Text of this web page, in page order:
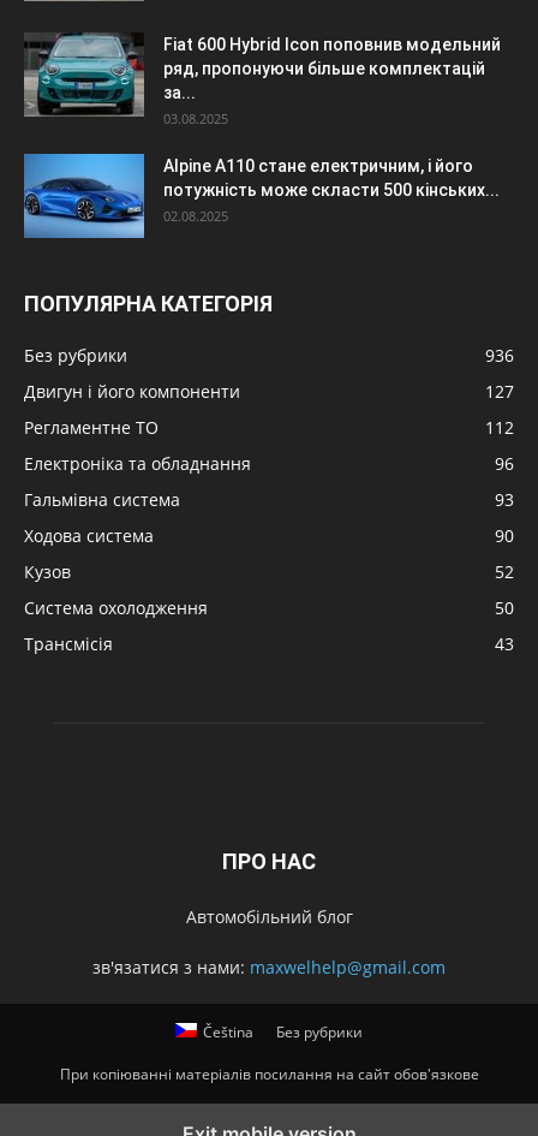
Fiat 600 Hybrid Icon поповнив модельний
ряд, пропонуючи більше комплектацій
за...
03.08.2025
Alpine A110 стане електричним, і його
потужність може скласти 500 кінських...
02.08.2025
ПОПУЛЯРНА КАТЕГОРІЯ
Без рубрики
936
Двигун і його компоненти
127
Регламентне ТО
112
Електроніка та обладнання
96
Гальмівна система
93
Ходова система
90
Кузов
52
Система охолодження
50
Трансмісія
43
ПРО НАС
Автомобільний блог
зв'язатися з нами: maxwelhelp@gmail.com
Čeština Без рубрики
При копіюванні матеріалів посилання на сайт обов'язкове